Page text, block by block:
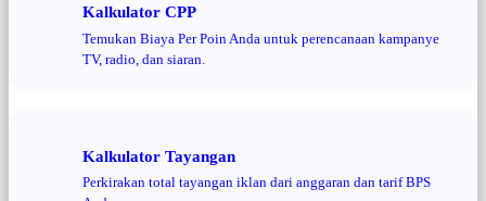
Kalkulator CPP
Temukan Biaya Per Poin Anda untuk perencanaan kampanye
TV, radio, dan siaran.
Kalkulator Tayangan
Perkirakan total tayangan iklan dari anggaran dan tarif BPS